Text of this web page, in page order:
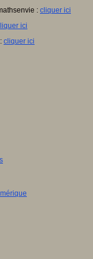
: cliquer ici
ici
cliquer ici